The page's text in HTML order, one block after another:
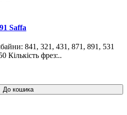
Saffa
841, 321, 431, 871, 891, 531
Кількість фрез:..
До кошика